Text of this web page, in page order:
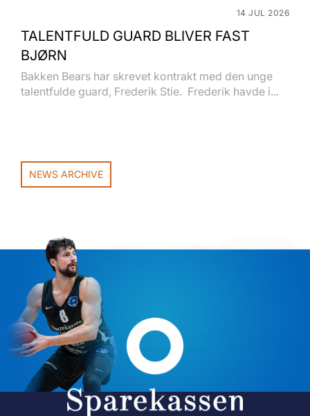
14 JUL 2026
TALENTFULD GUARD BLIVER FAST
BJØRN
Bakken Bears har skrevet kontrakt med den unge
talentfulde guard, Frederik Stie. Frederik havde i...
NEWS ARCHIVE